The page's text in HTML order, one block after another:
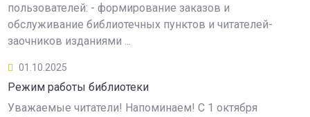
пользователей: - формирование заказов и
обслуживание библиотечных пунктов и читателей-
заочников изданиями ...
01.10.2025
Режим работы библиотеки
Уважаемые читатели! Напоминаем! С 1 октября